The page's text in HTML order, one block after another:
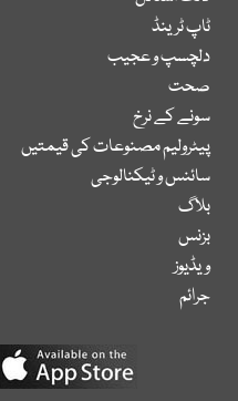
ٹاپ ٹرینڈ
دلچسپ و عجیب
صحت
سونے کے نرخ
پیٹرولیم مصنوعات کی قیمتیں
سائنس و ٹیکنالوجی
بلاگ
بزنس
ویڈیوز
جرائم